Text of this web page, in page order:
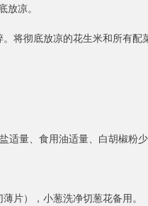
放凉。
将彻底放凉的花生米和所有
量、食用油适量、白胡椒粉
片），小葱洗净切葱花备用。